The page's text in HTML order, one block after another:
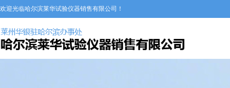
欢迎光临哈尔滨莱华试验仪器销售有限公司！